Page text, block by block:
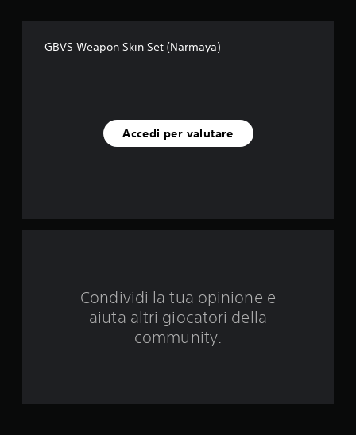
e
u
GBVS Weapon Skin Set (Narmaya)
Accedi per valutare
Condividi la tua opinione e
aiuta altri giocatori della
community.